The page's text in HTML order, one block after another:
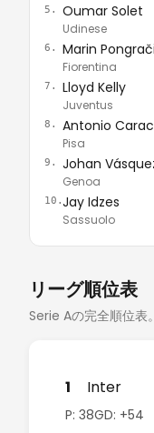
5. Oumar Solet
Udinese
6. Marin
Fiorentina
7. Lloyd Kelly
Juventus
8. Antonio
Pisa
9. Johan
Genoa
10.Jay Idzes
Sassuolo
リーグ順位表
Serie Aの完全順位表
1 Inter
P: 38GD: +54